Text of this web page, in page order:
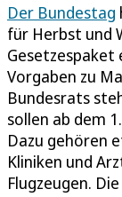
Der Bundestag
für Herbst und
Vorgaben zu
Bundesrats
sollen ab dem
Dazu gehören
Kliniken und
Flugzeugen.